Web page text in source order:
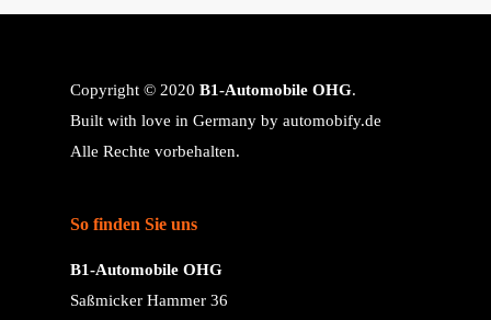
Copyright © 2020 B1-Automobile OHG.
Built with love in Germany by automobify.de
Alle Rechte vorbehalten.
So finden Sie uns
B1-Automobile OHG
Saßmicker Hammer 36